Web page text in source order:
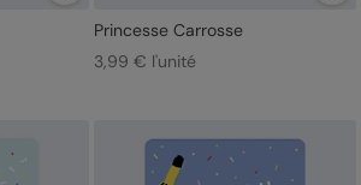
Princesse Carrosse
3,99 € l'unité